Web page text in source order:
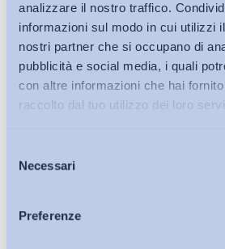
analizzare il nostro traffico.
informazioni sul modo in cui utilizzi
nostri partner che si occupano di
pubblicità e social media, i quali
con altre informazioni che hai
raccolto dal tuo utilizzo dei loro
delNecessari
Preferenze
Bollettini ADAPT
Articoli